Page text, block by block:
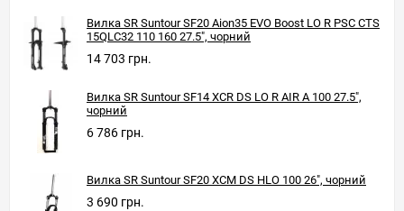
Вилка SR Suntour SF20 Aion35 EVO Boost LO R PSC CTS
15QLC32 110 160 27.5", чорний
14 703 грн.
Вилка SR Suntour SF14 XCR DS LO R AIR A 100 27.5",
чорний
6 786 грн.
Вилка SR Suntour SF20 XCM DS HLO 100 26", чорний
3 690 грн.